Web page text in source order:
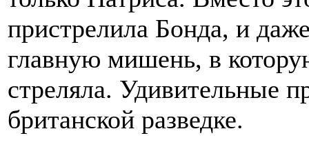
пристрелила Бонда, и
главную мишень, в
стреляла. Удивительные
британской разведке.